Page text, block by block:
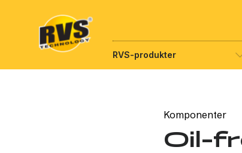
RVS-produkter
Komponenter
Oil-